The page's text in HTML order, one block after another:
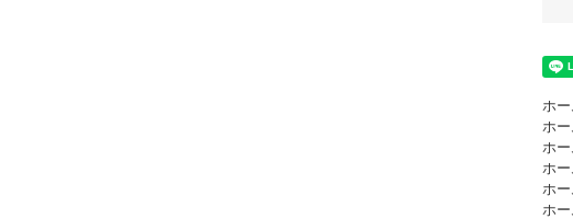
ホー
ホー
ホー
ホー
ホー
ホー